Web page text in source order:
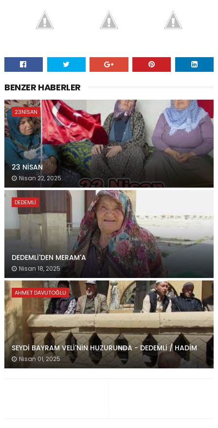
BENZER HABERLER
23NISAN
23 NİSAN
Nisan 22, 2025
DEDEMLI
DEDEMLİ'DEN MERAM'A
Nisan 18, 2025
AHMET DAVUTOĞLU
SEYDİ BAYRAM VELİ'NİN HUZURUNDA - DEDEMLİ / HADİM
Nisan 01, 2025